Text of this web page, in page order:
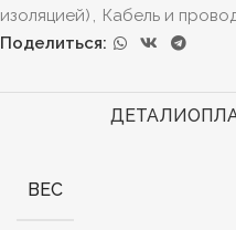
изоляцией) , Кабель и
Поделиться:
ДЕТАЛИ
ВЕС